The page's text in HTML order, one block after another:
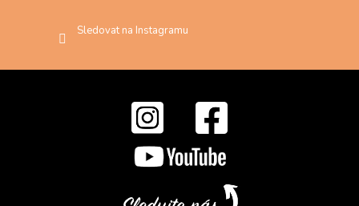
Sledovat na Instagramu